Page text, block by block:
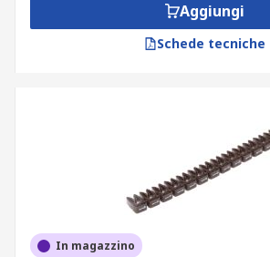
Aggiungi
Schede tecniche
In magazzino